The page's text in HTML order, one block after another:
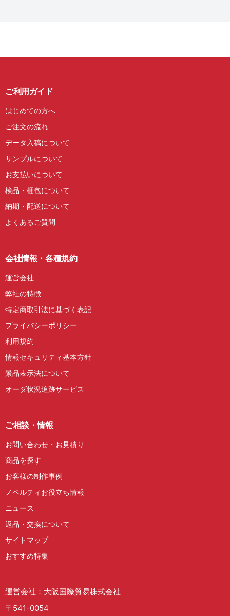
ご利用ガイド
はじめての方へ
ご注文の流れ
データ入稿について
サンプルについて
お支払いについて
検品・梱包について
納期・配送について
よくあるご質問
会社情報・各種規約
運営会社
弊社の特徴
特定商取引法に基づく表記
プライバシーポリシー
利用規約
情報セキュリティ基本方針
景品表示法について
オーダ状況追跡サービス
ご相談・情報
お問い合わせ・お見積り
商品を探す
お客様の制作事例
ノベルティお役立ち情報
ニュース
返品・交換について
サイトマップ
おすすめ特集
運営会社：大阪国際貿易株式会社
〒541-0054